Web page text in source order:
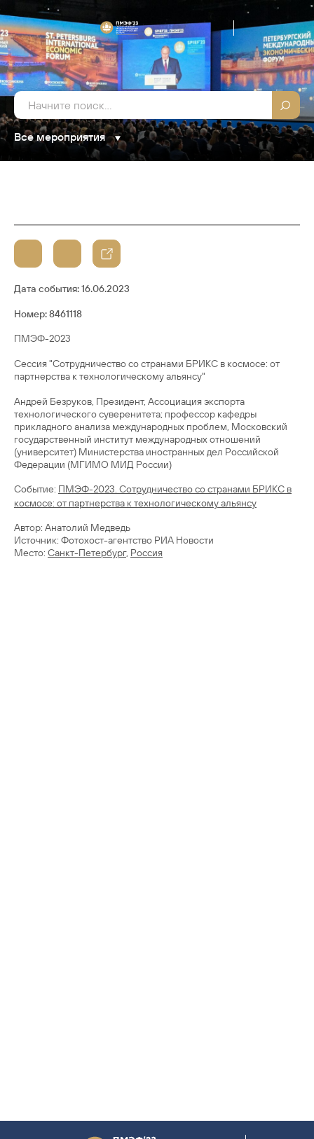
Все мероприятия
Дата события:16.06.2023
Номер: 8461118
ПМЭФ-2023
Сессия "Сотрудничество со странами БРИКС в космосе: от
партнерства к технологическому альянсу"
Андрей Безруков, Президент, Ассоциация экспорта
технологического суверенитета; профессор кафедры
прикладного анализа международных проблем, Московский
государственный институт международных отношений
(университет) Министерства иностранных дел Российской
Cобытие: ПМЭФ-2023. Сотрудничество со странами БРИКС в
космосе: от партнерства к технологическому альянсу
Автор: Анатолий Медведь
Источник: Фотохост-агентство РИА Новости
Место: Санкт-Петербург, Россия